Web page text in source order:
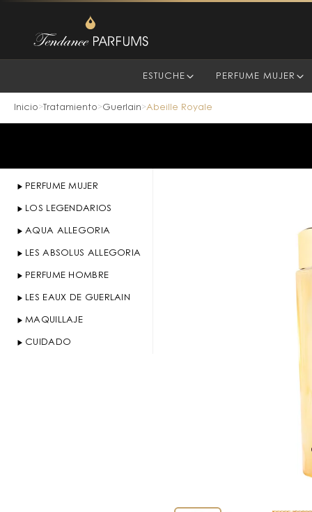
ESTUCHE PERFUME MUJER
Inicio>Tratamiento>Guerlain>Abeille Royale
PERFUME MUJER
LOS LEGENDARIOS
AQUA ALLEGORIA
LES ABSOLUS ALLEGORIA
PERFUME HOMBRE
LES EAUX DE GUERLAIN
MAQUILLAJE
CUIDADO